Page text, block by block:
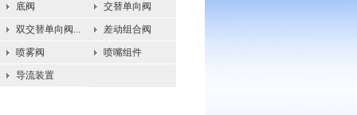
底阀 交替单向阀
双交替单向阀... 差动组合阀
喷雾阀 喷嘴组件
导流装置